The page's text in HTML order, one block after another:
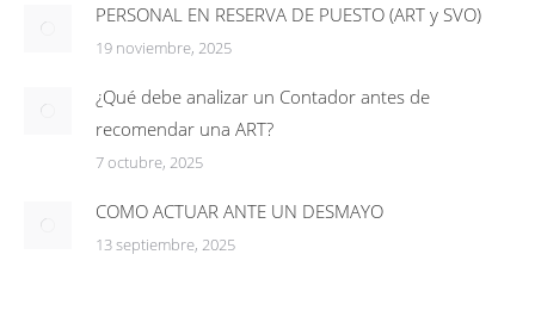
PERSONAL EN RESERVA DE PUESTO (ART y SVO)
19 noviembre, 2025
¿Qué debe analizar un Contador antes de
recomendar una ART?
7 octubre, 2025
COMO ACTUAR ANTE UN DESMAYO
13 septiembre, 2025